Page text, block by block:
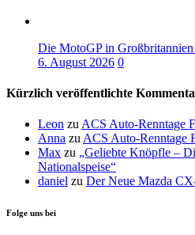
Die MotoGP in
6. August 2026 0
Kürzlich veröffentlichte
Leon zu ACS Auto-Renntage
Anna zu ACS Auto-Renntage
Max zu „Geliebte Knöpfle –
Nationalspeise“
daniel zu Der Neue Mazda
Folge uns bei